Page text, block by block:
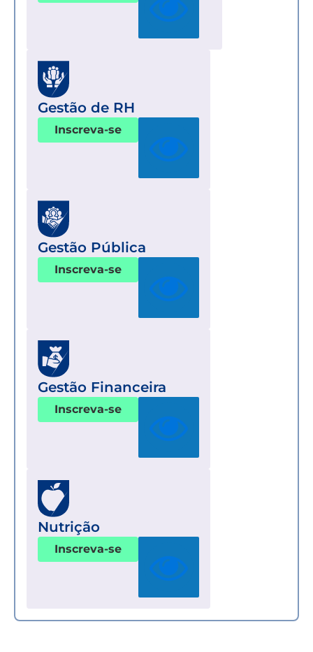
Gestão de RH
Inscreva-se
Gestão Pública
Inscreva-se
Gestão Financeira
Inscreva-se
Nutrição
Inscreva-se